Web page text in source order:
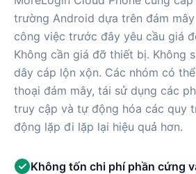
trường Android dựa trên đám
công việc trước đây yêu cầu giá
Không cần giá đỡ thiết bị. Không
dây cáp lộn xộn. Các nhóm có
thoại đám mây, tái sử dụng các
truy cập và tự động hóa các quy
động lặp đi lặp lại hiệu quả hơn.
Không tốn chi phí phần cứng